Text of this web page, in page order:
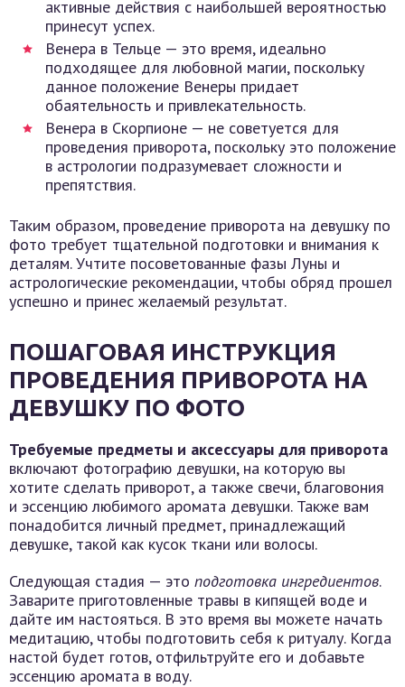
активные действия с наибольшей вероятностью
принесут успех.
Венера в Тельце — это время, идеально
подходящее для любовной магии, поскольку
данное положение Венеры придает
обаятельность и привлекательность.
Венера в Скорпионе — не советуется для
проведения приворота, поскольку это положение
в астрологии подразумевает сложности и
препятствия.
Таким образом, проведение приворота на девушку по
фото требует тщательной подготовки и внимания к
деталям. Учтите посоветованные фазы Луны и
астрологические рекомендации, чтобы обряд прошел
успешно и принес желаемый результат.
ПОШАГОВАЯ ИНСТРУКЦИЯ
ПРОВЕДЕНИЯ ПРИВОРОТА НА
ДЕВУШКУ ПО ФОТО
Требуемые предметы и аксессуары для приворота
включают фотографию девушки, на которую вы
хотите сделать приворот, а также свечи, благовония
и эссенцию любимого аромата девушки. Также вам
понадобится личный предмет, принадлежащий
девушке, такой как кусок ткани или волосы.
Следующая стадия — это подготовка ингредиентов.
Заварите приготовленные травы в кипящей воде и
дайте им настояться. В это время вы можете начать
медитацию, чтобы подготовить себя к ритуалу. Когда
настой будет готов, отфильтруйте его и добавьте
эссенцию аромата в воду.